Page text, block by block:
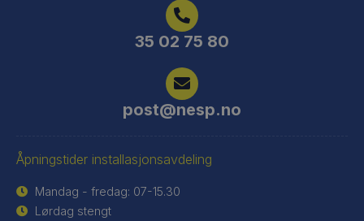
35 02 75 80
post@nesp.no
Åpningstider installasjonsavdeling
Mandag - fredag: 07-15.30
Lørdag stengt